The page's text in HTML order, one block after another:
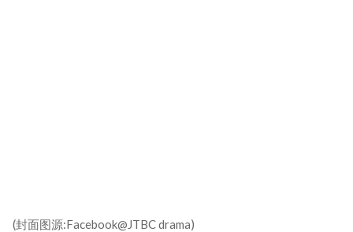
(封面图源:Facebook@JTBC drama)